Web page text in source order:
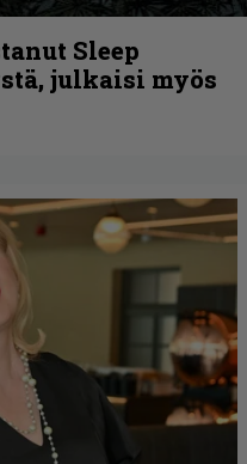
Sleep
julkaisi myös